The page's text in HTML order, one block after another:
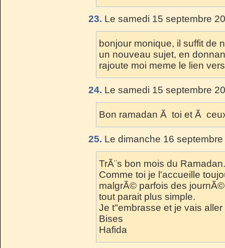
23. Le samedi 15 septembre
bonjour monique, il suffit de
un nouveau sujet, en
rajoute moi meme le lien
24. Le samedi 15 septembre
Bon ramadan Ã toi et Ã
25. Le dimanche 16
TrÃ¨s bon mois du Ramadan.
Comme toi je l'accueille
malgrÃ© parfois des
tout parait plus simple.
Je t"embrasse et je vais
Bises
Hafida